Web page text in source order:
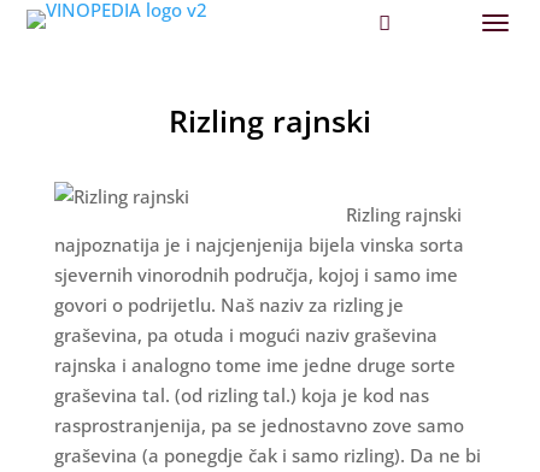
Rizling rajnski
Rizling rajnski
najpoznatija je i najcjenjenija bijela vinska sorta
sjevernih vinorodnih područja, kojoj i samo ime
govori o podrijetlu. Naš naziv za rizling je
graševina, pa otuda i mogući naziv graševina
rajnska i analogno tome ime jedne druge sorte
graševina tal. (od rizling tal.) koja je kod nas
rasprostranjenija, pa se jednostavno zove samo
graševina (a ponegdje čak i samo rizling). Da ne bi